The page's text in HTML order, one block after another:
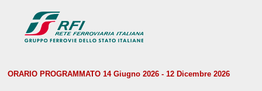
ORARIO PROGRAMMATO 14 Giugno 2026 - 12 Dicembre 2026